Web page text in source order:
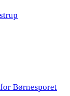
Børnesporet